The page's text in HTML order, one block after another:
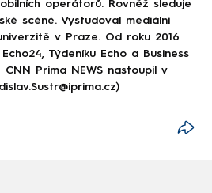
operátorů. Rovněž sleduje
scéně. Vystudoval mediální
v Praze. Od roku 2016
Týdeníku Echo a Business
Prima NEWS nastoupil v